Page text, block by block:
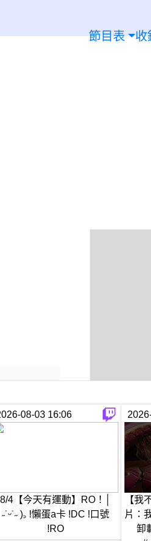
節目表 收
08-03 16:06
8/4【今天有運動】RO！│
˶˙ᵕ˙˶ )꜆ !懶蛋a卡 !DC !口號
!RO
【我
片：
卸